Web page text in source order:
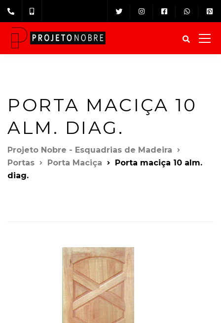
PORTA MACIÇA 10
ALM. DIAG.
Projeto Nobre - Esquadrias de Madeira
Portas
Porta Maciça
Porta maciça 10 alm.
diag.